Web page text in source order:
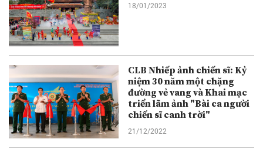
18/01/2023
CLB Nhiếp ảnh chiến sĩ: Kỷ
niệm 30 năm một chặng
đường vẻ vang và Khai mạc
triển lãm ảnh "Bài ca người
chiến sĩ canh trời"
21/12/2022